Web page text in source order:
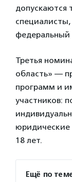
допускаются
федеральный
Третья
область» —
программ и
участников:
18 лет.
Ещё по